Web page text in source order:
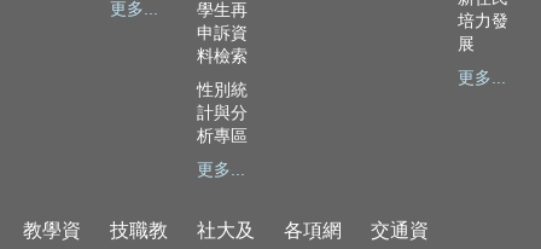
齡
更多...
學生再
申訴資
料檢索
性別統
計與分
析專區
更多...
培力發
展
更多...
教學資
技職教
社大及
各項網
交通資